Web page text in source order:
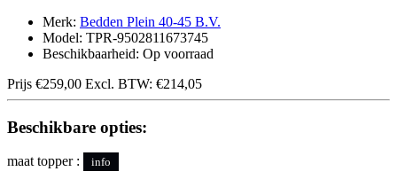
Merk: Bedden Plein 40-45 B.V.
Model: TPR-9502811673745
Beschikbaarheid: Op voorraad
Prijs €259,00 Excl. BTW: €214,05
Beschikbare opties:
maat topper : info